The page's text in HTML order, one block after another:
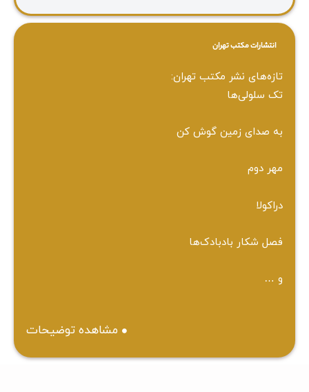
انتشارات مکتب تهران
تازه‌های نشر مکتب تهران:
تک سلولی‌ها
به صدای زمین گوش کن
مهر دوم
دراکولا
فصل شکار بادبادک‌ها
و …
مشاهده توضیحات